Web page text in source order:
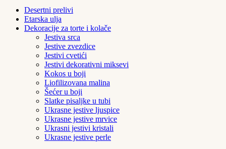
Desertni prelivi
Etarska ulja
Dekoracije za torte i kolače
Jestiva srca
Jestive zvezdice
Jestivi cvetići
Jestivi dekorativni miksevi
Kokos u boji
Liofilizovana malina
Šećer u boji
Slatke pisaljke u tubi
Ukrasne jestive ljuspice
Ukrasne jestive mrvice
Ukrasni jestivi kristali
Ukrasne jestive perle